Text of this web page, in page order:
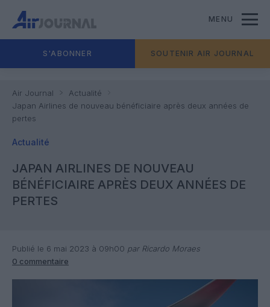
MENU
S'ABONNER SOUTENIR AIR JOURNAL
Air Journal
Actualité
Japan Airlines de nouveau bénéficiaire après deux années de
pertes
Actualité
JAPAN AIRLINES DE NOUVEAU
BÉNÉFICIAIRE APRÈS DEUX ANNÉES DE
PERTES
Publié le 6 mai 2023 à 09h00 par Ricardo Moraes
0 commentaire